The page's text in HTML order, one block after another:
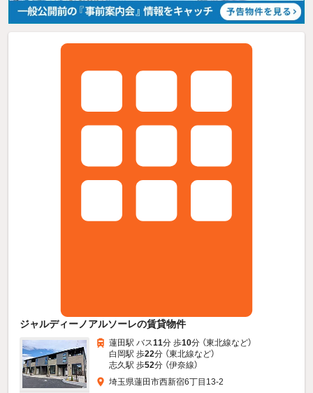
ジャルディーノアルソーレの賃貸物件
蓮田駅 バス11分 歩10分 （東北線など）
白岡駅 歩22分 （東北線など）
志久駅 歩52分 （伊奈線）
埼玉県蓮田市西新宿6丁目13-2